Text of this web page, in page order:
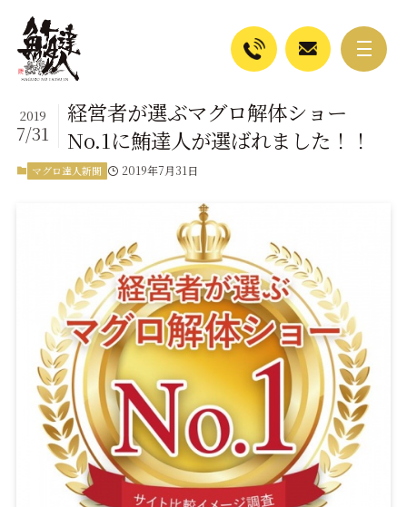
経営者が選ぶマグロ解体ショー
No.1に鮪達人が選ばれました！！
2019
7/31
マグロ達人新聞 2019年7月31日